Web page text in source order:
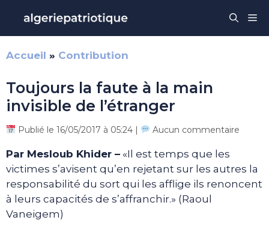
contenu
Accueil » Contribution
Toujours la faute à la main
invisible de l’étranger
Publié le 16/05/2017 à 05:24 | Aucun commentaire
Par Mesloub Khider – «Il est temps que les
victimes s’avisent qu’en rejetant sur les autres la
responsabilité du sort qui les afflige ils renoncent
à leurs capacités de s’affranchir.» (Raoul
Vaneigem)